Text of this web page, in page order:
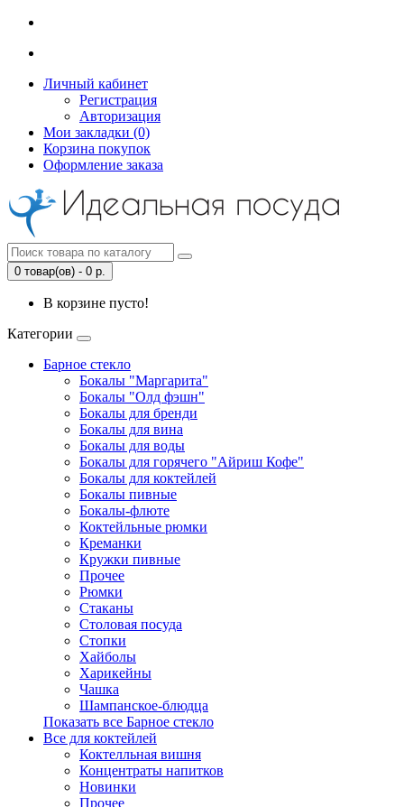
Личный кабинет
Регистрация
Авторизация
Мои закладки (0)
Корзина покупок
Оформление заказа
0 товар(ов) - 0 р.
В корзине пусто!
Категории
Барное стекло
Бокалы "Маргарита"
Бокалы "Олд фэшн"
Бокалы для бренди
Бокалы для вина
Бокалы для воды
Бокалы для горячего "Айриш Кофе"
Бокалы для коктейлей
Бокалы пивные
Бокалы-флюте
Коктейльные рюмки
Креманки
Кружки пивные
Прочее
Рюмки
Стаканы
Столовая посуда
Стопки
Хайболы
Харикейны
Чашка
Шампанское-блюдца
Показать все Барное стекло
Все для коктейлей
Коктелльная вишня
Концентраты напитков
Новинки
Прочее